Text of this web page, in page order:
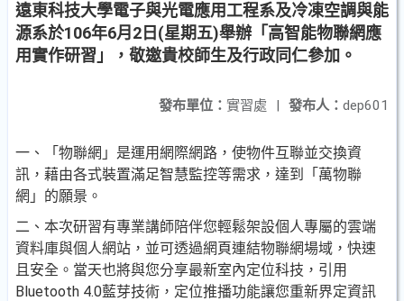
遠東科技大學電子與光電應用工程系及冷凍空調與能
源系於106年6月2日(星期五)舉辦「高智能物聯網應
用實作研習」，敬邀貴校師生及行政同仁參加。
發布人： dep601
發布單位： 實習處 |
一、「物聯網」是運用網際網路，使物件互聯並交換資
訊，藉由各式裝置滿足智慧監控等需求，達到「萬物聯
網」的願景。
二、本次研習有專業講師陪伴您輕鬆架設個人專屬的雲端
資料庫與個人網站，並可透過網頁連結物聯網場域，快速
且安全。當天也將與您分享最新室內定位科技，引用
Bluetooth 4.0藍芽技術，定位推播功能讓您重新界定資訊